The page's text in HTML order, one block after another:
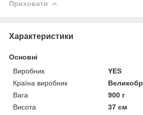
Приховати
Характеристики
Основні
Виробник
YES
Країна виробник
Вага
900 г
Висота
37 см